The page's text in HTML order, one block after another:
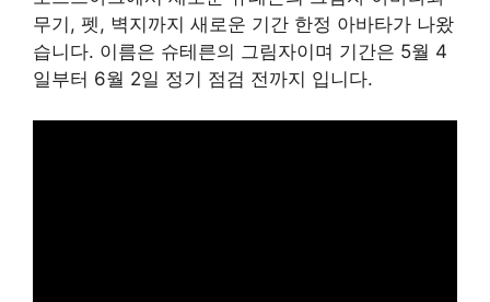
무기, 펫, 벽지까지 새로운 기간 한정 아바타가 나왔
습니다. 이름은 슈테른의 그림자이며 기간은 5월 4
일부터 6월 2일 정기 점검 전까지 입니다.